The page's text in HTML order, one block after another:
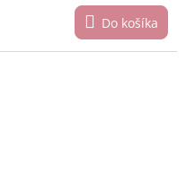
Do košíka